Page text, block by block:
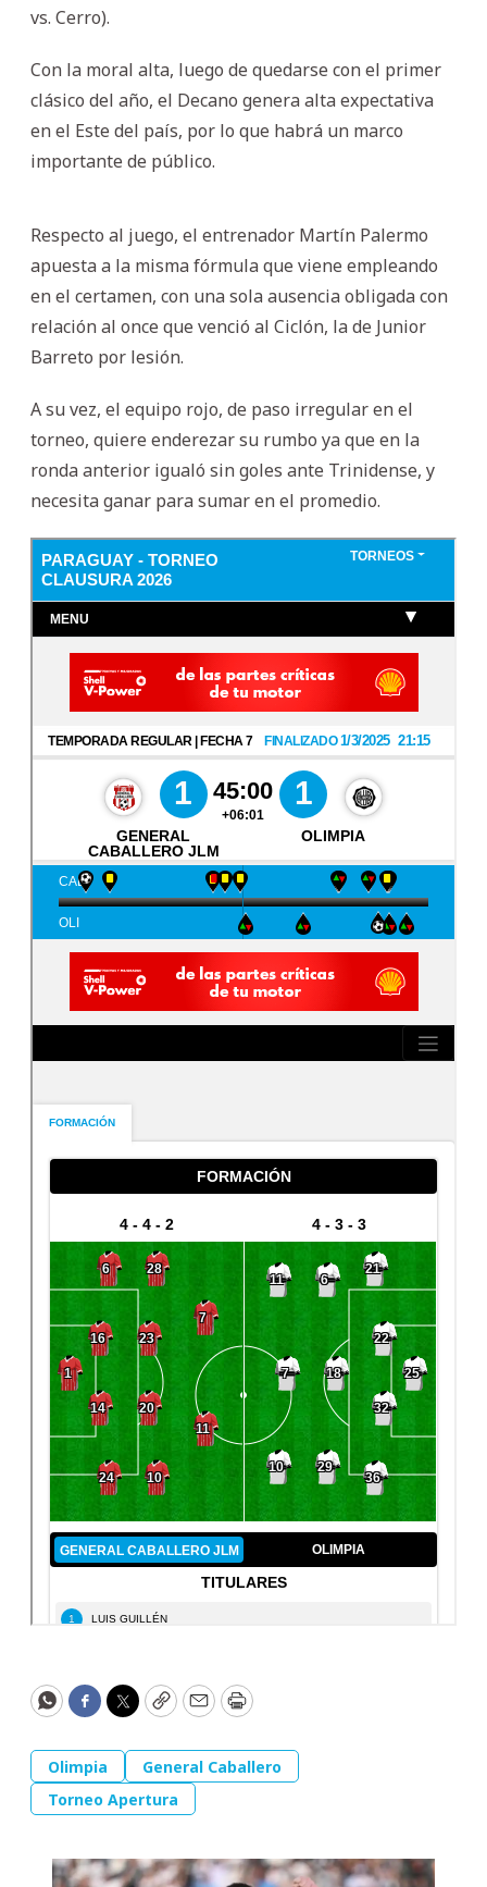
vs. Cerro).
Con la moral alta, luego de quedarse con el primer
clásico del año, el Decano genera alta expectativa
en el Este del país, por lo que habrá un marco
importante de público.
Respecto al juego, el entrenador Martín Palermo
apuesta a la misma fórmula que viene empleando
en el certamen, con una sola ausencia obligada con
relación al once que venció al Ciclón, la de Junior
Barreto por lesión.
A su vez, el equipo rojo, de paso irregular en el
torneo, quiere enderezar su rumbo ya que en la
ronda anterior igualó sin goles ante Trinidense, y
necesita ganar para sumar en el promedio.
WhatsApp
Facebook
Twitter
CopyEmailPrint
Olimpia
General Caballero
Torneo Apertura